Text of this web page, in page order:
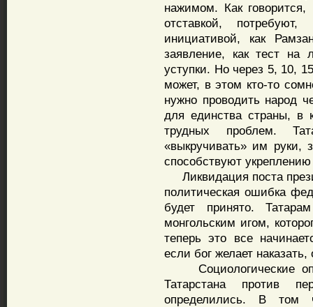
нажимом. Как говорится,
отставкой,
инициативой, как
заявление, как тест на
уступки. Но через 5, 10,
может, в этом кто-то
нужно проводить народ
для единства страны, в
трудных проблем.
«выкручивать» им руки,
способствуют
Ликвидация поста
политическая ошибка
будет принято.
монгольским игом,
теперь это все
если бог желает
Социологические
Татарстана против
определились. В том